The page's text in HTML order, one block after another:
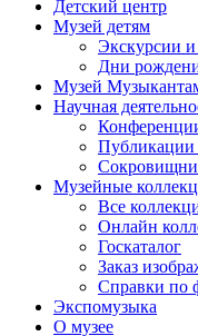
Детский центр
Музей детям
Экскурсии и
Дни
Музей
Научная
Музейные
Все
Онлайн
Госкаталог
Заказ
Справки по
Экспомузыка
О музее